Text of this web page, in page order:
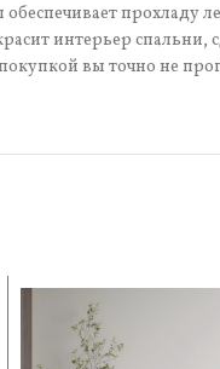
интерьер
вы точно не